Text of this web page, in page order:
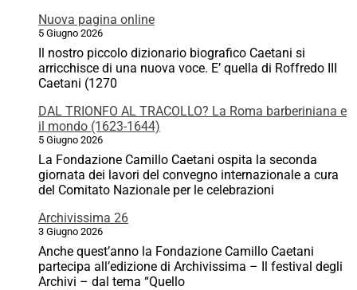
Nuova pagina online
5 Giugno 2026
Il nostro piccolo dizionario biografico Caetani si
arricchisce di una nuova voce. E’ quella di Roffredo III
Caetani (1270
DAL TRIONFO AL TRACOLLO? La Roma barberiniana e
il mondo (1623-1644)
5 Giugno 2026
La Fondazione Camillo Caetani ospita la seconda
giornata dei lavori del convegno internazionale a cura
del Comitato Nazionale per le celebrazioni
Archivissima 26
3 Giugno 2026
Anche quest’anno la Fondazione Camillo Caetani
partecipa all’edizione di Archivissima – Il festival degli
Archivi – dal tema “Quello